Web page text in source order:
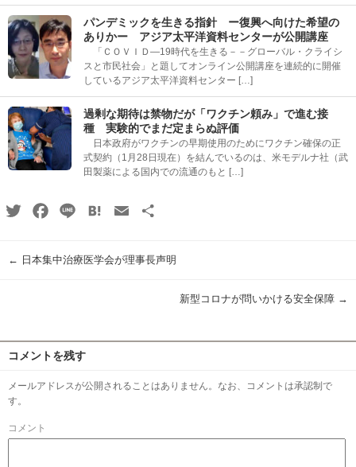
パンデミックを生きる指針 ー復興へ向けた希望の
ありかー アジア太平洋資料センターが公開講座
「ＣＯＶＩＤ―19時代を生きる－－グローバル・クライシ
スと市民社会」と題してオンライン公開講座を連続的に開催
しているアジア太平洋資料センター […]
過剰な期待は禁物だが「ワクチン頼み」で進む接
種 実験的でまだ定まらぬ評価
日本政府がワクチンの早期使用のためにワクチン確保の正
式契約（1月28日現在）を結んでいるのは、米モデルナ社（武
田製薬による国内での流通のもと […]
TwitterFacebook
Line HatenaEmail
← 日本集中治療医学会が理事長声明
新型コロナが問いかける安全保障 →
コメントを残す
メールアドレスが公開されることはありません。なお、コメントは承認制で
す。
コメント